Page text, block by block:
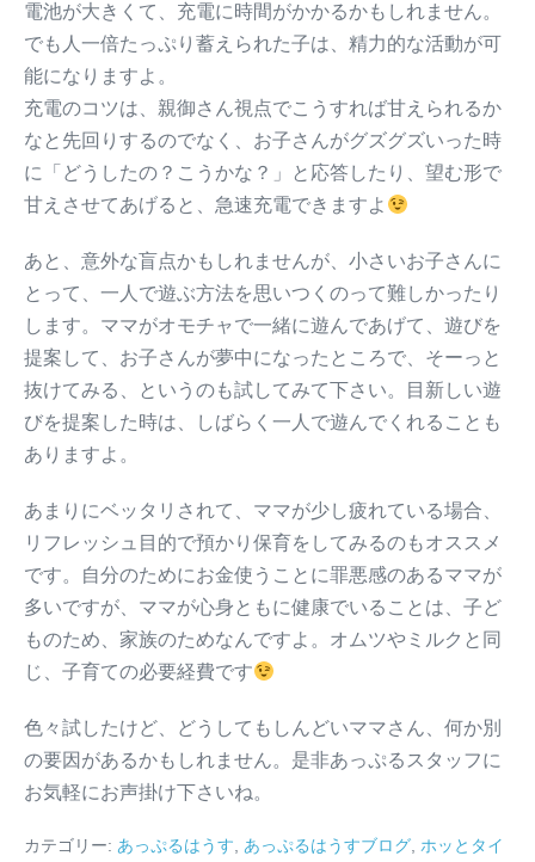
電池が大きくて、充電に時間がかかるかもしれません。
でも人一倍たっぷり蓄えられた子は、精力的な活動が可
能になりますよ。
充電のコツは、親御さん視点でこうすれば甘えられるか
なと先回りするのでなく、お子さんがグズグズいった時
に「どうしたの？こうかな？」と応答したり、望む形で
甘えさせてあげると、急速充電できますよ
あと、意外な盲点かもしれませんが、小さいお子さんに
とって、一人で遊ぶ方法を思いつくのって難しかったり
します。ママがオモチャで一緒に遊んであげて、遊びを
提案して、お子さんが夢中になったところで、そーっと
抜けてみる、というのも試してみて下さい。目新しい遊
びを提案した時は、しばらく一人で遊んでくれることも
ありますよ。
あまりにベッタリされて、ママが少し疲れている場合、
リフレッシュ目的で預かり保育をしてみるのもオススメ
です。自分のためにお金使うことに罪悪感のあるママが
多いですが、ママが心身ともに健康でいることは、子ど
ものため、家族のためなんですよ。オムツやミルクと同
じ、子育ての必要経費です
色々試したけど、どうしてもしんどいママさん、何か別
の要因があるかもしれません。是非あっぷるスタッフに
お気軽にお声掛け下さいね。
カテゴリー: あっぷるはうす, あっぷるはうすブログ, ホッとタイ